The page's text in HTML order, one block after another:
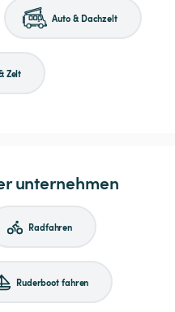
Auto & Dachzelt
Zelt
unternehmen
Radfahren
Ruderboot fahren